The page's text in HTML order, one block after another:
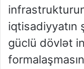
iqtisadiyyatın
güclü dövlət